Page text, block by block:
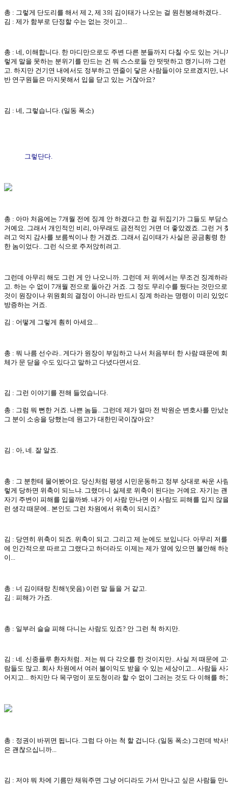
총 : 그렇게 단도리를 해서 제 2, 제 3의 김이태가 나오는 걸 원천봉쇄하겠다..
김 : 제가 함부로 단정할 수는 없는 것이고...
총 : 네, 이해합니다. 한 마디만으로도 주변 다른 분들까지 다칠 수도 있는 거니
렇게 말을 못하는 분위기를 만드는 건 뭐 스스로들 안 떳떳하고 캥기니까 그런
고. 하지만 건기연 내에서도 정부하고 연줄이 닿은 사람들이야 모르겠지만, 나
반 연구원들은 마지못해서 입을 닫고 있는 거잖아요?
김 : 네, 그렇습니다. (일동 폭소)
그렇단다.
총 : 아마 처음에는 7개월 전에 징계 안 하겠다고 한 걸 뒤집기가 그들도 부담
거예요. 그래서 개인적인 비리, 아무래도 금전적인 거면 더 좋았겠죠. 그런 거
려고 억지 감사를 보름씩이나 한 거겠죠. 그래서 김이태가 사실은 공금횡령 한
한 놈이었다.. 그런 식으로 주저앉히려고.
그런데 아무리 해도 그런 게 안 나오니까. 그런데 저 위에서는 무조건 징계하
고. 하는 수 없이 7개월 전으로 돌아간 거죠. 그 정도 무리수를 뒀다는 것만으
것이 원장이나 위원회의 결정이 아니라 반드시 징계 하라는 명령이 미리 있었
방증하는 거죠.
김 : 어떻게 그렇게 훤히 아세요...
총 : 뭐 나름 선수라.. 게다가 원장이 부임하고 나서 처음부터 한 사람 때문에
체가 문 닫을 수도 있다고 말하고 다녔다면서요.
김 : 그런 이야기를 전해 들었습니다.
총 : 그럼 뭐 뻔한 거죠. 나쁜 놈들.. 그런데 제가 얼마 전 박원순 변호사를 만났
그 분이 소송을 당했는데 원고가 대한민국이잖아요?
김 : 아, 네. 잘 알죠.
총 : 그 분한테 물어봤어요. 당신처럼 평생 시민운동하고 정부 상대로 싸운 사
렇게 당하면 위축이 되느냐. 그랬더니 실제로 위축이 된다는 거예요. 자기는
자기 주변이 피해를 입을까봐. 내가 이 사람 만나면 이 사람도 피해를 입지 않
런 생각 때문에.. 본인도 그런 차원에서 위축이 되시죠?
김 : 당연히 위축이 되죠. 위축이 되고. 그리고 제 눈에도 보입니다. 아무리 저
에 인간적으로 따르고 그랬다고 하더라도 이제는 제가 옆에 있으면 불안해 하
이...
총 : 너 김이태랑 친해!(웃음) 이런 말 들을 거 같고.
김 : 피해가 가죠.
총 : 일부러 슬슬 피해 다니는 사람도 있죠? 안 그런 척 하지만.
김 : 네. 신종플루 환자처럼.. 저는 뭐 다 각오를 한 것이지만.. 사실 저 때문에
람들도 많고. 회사 차원에서 여러 불이익도 받을 수 있는 세상이고... 사람들 사
어지고... 하지만 다 목구멍이 포도청이라 할 수 없이 그러는 것도 다 이해를 하
총 : 정권이 바뀌면 됩니다. 그럼 다 아는 척 할 겁니다. (일동 폭소) 그런데 박
은 괜찮으십니까...
김 : 저야 뭐 차에 기름만 채워주면 그냥 어디라도 가서 만나고 싶은 사람들 만